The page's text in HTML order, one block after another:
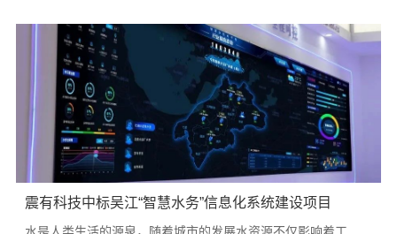
震有科技中标吴江“智慧水务”信息化系统建设项目
水是人类生活的源泉，随着城市的发展水资源不仅影响着工